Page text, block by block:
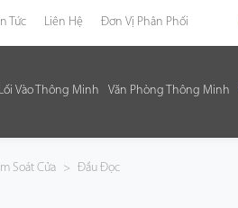
Tức Liên Hệ Đơn Vị Phân Phối
Vào Thông Minh Văn Phòng Thông Minh
Soát Cửa > Đầu Đọc